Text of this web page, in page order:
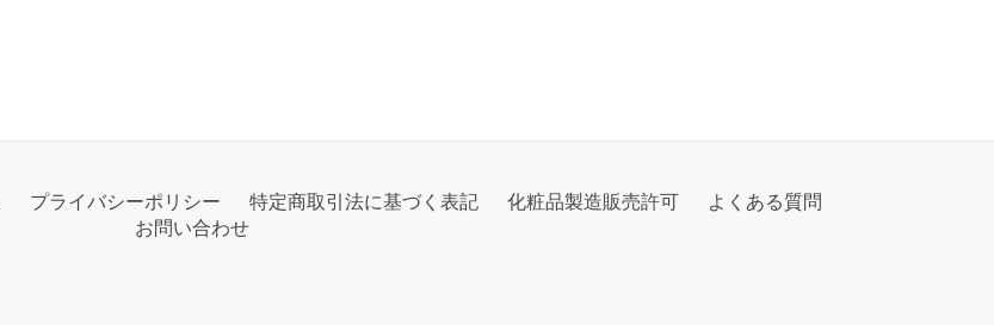
プライバシーポリシー 特定商取引法に基づく表記 化粧品製造販売許可
よくある質問
お問い合わせ